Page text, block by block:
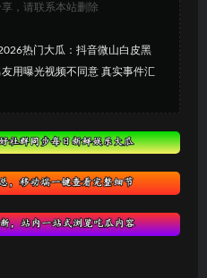
，请联系本站删除
热门大瓜：抖音微山白皮黑
用曝光视频不同意 真实事件汇